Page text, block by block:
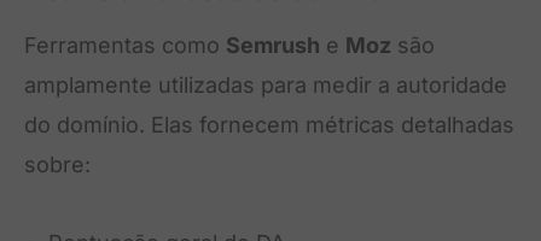
Ferramentas como Semrush e Moz são
amplamente utilizadas para medir a autoridade
do domínio. Elas fornecem métricas detalhadas
sobre: